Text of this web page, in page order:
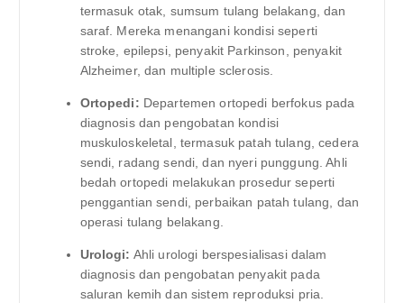
termasuk otak, sumsum tulang belakang, dan
saraf. Mereka menangani kondisi seperti
stroke, epilepsi, penyakit Parkinson, penyakit
Alzheimer, dan multiple sclerosis.
Ortopedi: Departemen ortopedi berfokus pada
diagnosis dan pengobatan kondisi
muskuloskeletal, termasuk patah tulang, cedera
sendi, radang sendi, dan nyeri punggung. Ahli
bedah ortopedi melakukan prosedur seperti
penggantian sendi, perbaikan patah tulang, dan
operasi tulang belakang.
Urologi: Ahli urologi berspesialisasi dalam
diagnosis dan pengobatan penyakit pada
saluran kemih dan sistem reproduksi pria.